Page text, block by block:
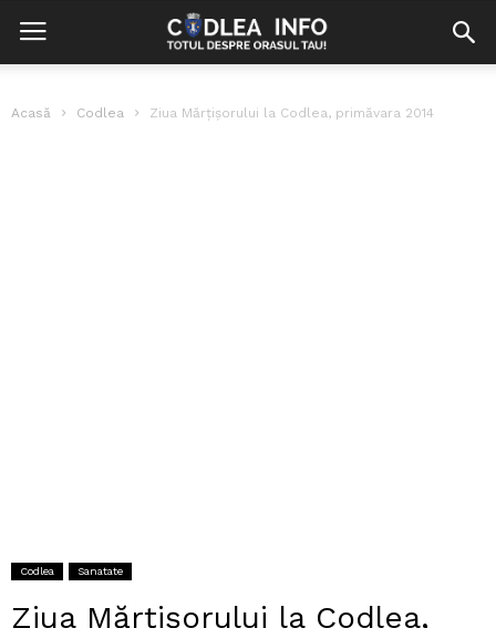
Acasă Codlea Ziua Mărțișorului la Codlea, primăvara 2014
Codlea Sanatate
Ziua Mărțișorului la Codlea,